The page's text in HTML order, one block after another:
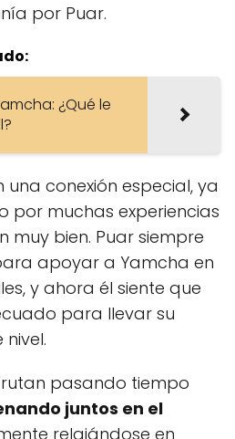
por Puar.
¿Qué le
conexión especial, ya
por muchas experiencias
muy bien. Puar siempre
apoyar a Yamcha en
y ahora él siente que
para llevar su
pasando tiempo
juntos en el
relajándose en